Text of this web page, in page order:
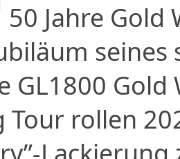
50 Jahre
GL1800
Tour rollen